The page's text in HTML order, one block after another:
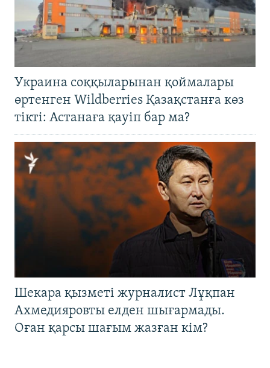
Украина соққыларынан қоймалары
өртенген Wildberries Қазақстанға көз
тікті: Астанаға қауіп бар ма?
Шекара қызметі журналист Лұқпан
Ахмедияровты елден шығармады.
Оған қарсы шағым жазған кім?